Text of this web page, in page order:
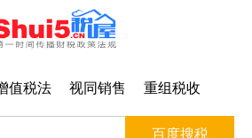
值税法 视同销售 重组税收